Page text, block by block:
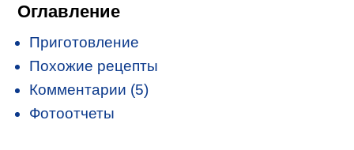
Оглавление
Приготовление
Похожие рецепты
Комментарии (5)
Фотоотчеты